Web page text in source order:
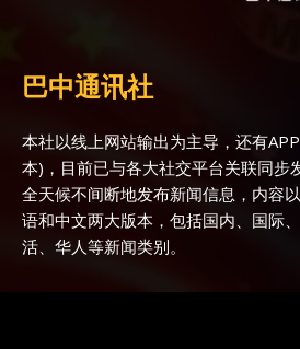
巴中通讯社
本社以线上网站输出为主导，还有
本)，目前已与各大社交平台关联同步
全天候不间断地发布新闻信息，内容
语和中文两大版本，包括国内、国际
活、华人等新闻类别。